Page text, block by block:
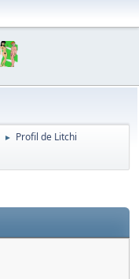
► Profil de Litchi